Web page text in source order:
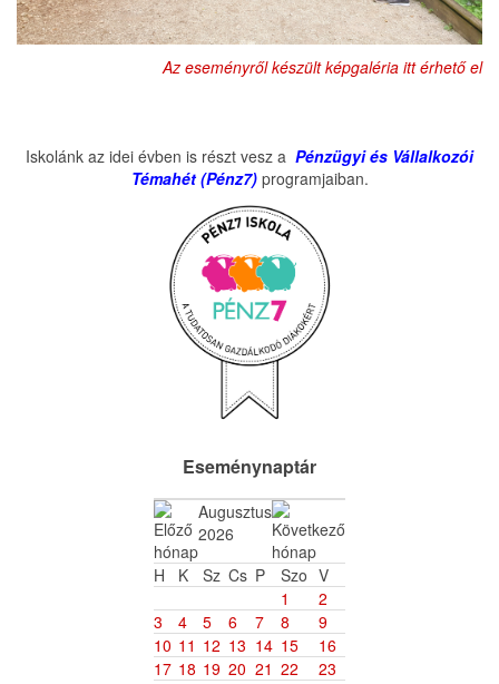
Az eseményről készült képgaléria itt érhető el
Iskolánk az idei évben is részt vesz a Pénzügyi és Vállalkozói
Témahét (Pénz7)programjaiban.
Eseménynaptár
Augusztus
2026
H
K Sz Cs P Szo V
1
2
3
4 5 6 7 8
9
10 11 12 13 14 15
16
17 18 19 20 21 22
23